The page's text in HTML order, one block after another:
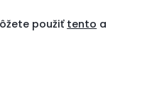
použiť tento a